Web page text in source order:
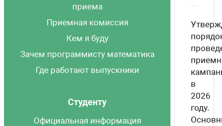
в
2026
году.
приема
Приемная комиссия
Кем я буду
Зачем программисту математика
Где работают выпускники
Студенту
Официальная информация